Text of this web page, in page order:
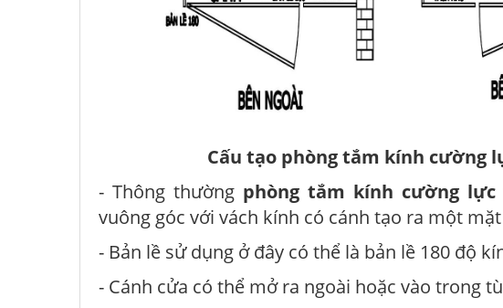
Cấu tạo phòng tắm kính cường
- Thông thường phòng tắm kính cường lực
vuông góc với vách kính có cánh tạo ra một
- Bản lề sử dụng ở đây có thể là bản lề 180 độ
- Cánh cửa có thể mở ra ngoài hoặc vào trong